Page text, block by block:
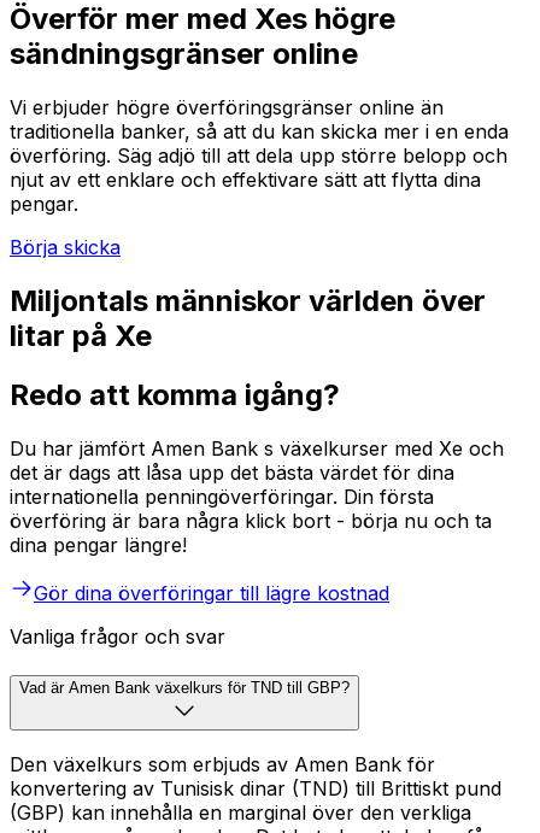
Överför mer med Xes högre
sändningsgränser online
Vi erbjuder högre överföringsgränser online än
traditionella banker, så att du kan skicka mer i en enda
överföring. Säg adjö till att dela upp större belopp och
njut av ett enklare och effektivare sätt att flytta dina
pengar.
Börja skicka
Miljontals människor världen över
litar på Xe
Redo att komma igång?
Du har jämfört Amen Bank s växelkurser med Xe och
det är dags att låsa upp det bästa värdet för dina
internationella penningöverföringar. Din första
överföring är bara några klick bort - börja nu och ta
dina pengar längre!
Gör dina överföringar till lägre kostnad
Vanliga frågor och svar
Vad är Amen Bank växelkurs för TND till GBP?
Den växelkurs som erbjuds av Amen Bank för
konvertering av Tunisisk dinar (TND) till Brittiskt pund
(GBP) kan innehålla en marginal över den verkliga